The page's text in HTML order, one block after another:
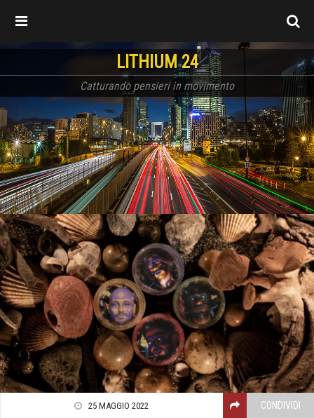
LITHIUM 24
Catturando pensieri in movimento
25 MAGGIO 2022 CONDIVIDI